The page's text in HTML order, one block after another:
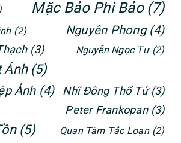
Mặc Bảo Phi Bảo (7)
(2) Nguyên Phong (4)
(3) Nguyễn Ngọc Tư (2)
Ánh (5)
Ảnh (4) Nhĩ Đông Thố Tử (3)
Peter Frankopan (3)
(5) Quan Tâm Tắc Loạn (2)